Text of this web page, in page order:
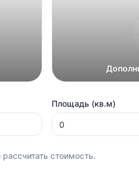
Площадь (кв.м)
стоимость.